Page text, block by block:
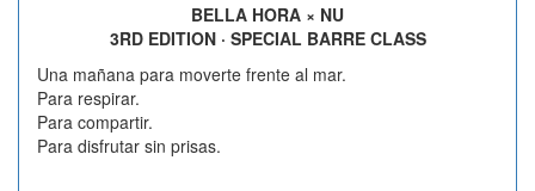
BELLA HORA × NU
3RD EDITION · SPECIAL BARRE CLASS
Una mañana para moverte frente al mar.
Para respirar.
Para compartir.
Para disfrutar sin prisas.